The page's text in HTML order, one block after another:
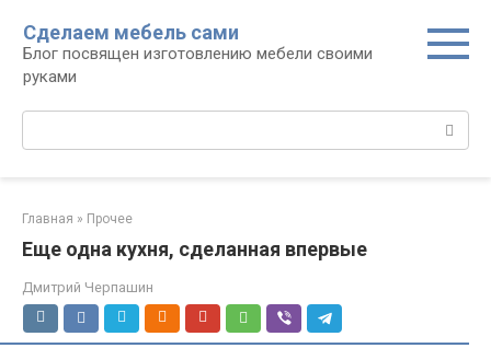
контенту
Сделаем мебель сами
Блог посвящен изготовлению мебели своими
руками
Главная » Прочее
Еще одна кухня, сделанная впервые
Дмитрий Черпашин